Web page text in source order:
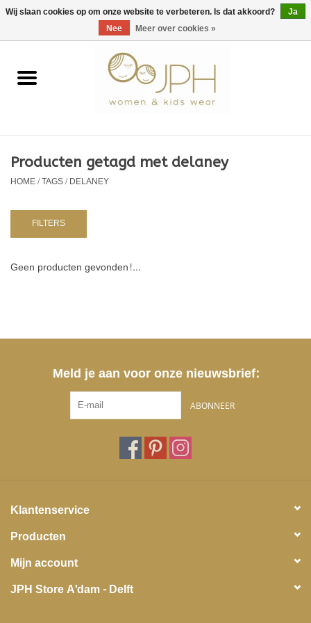
EUR/GBP/USD 0 Artikelen - €0,00
Home
Kids
NURSERY / TABLEWARE
Producten getagd met delaney
HOME/TAGS/DELANEY
FILTERS
Geen producten gevonden!...
Meld je aan voor onze nieuwsbrief:
ABONNEER
Klantenservice
Producten
Mijn account
JPH Store A'dam - Delft
Wij slaan cookies op om onze website te verbeteren. Is dat akkoord?
Ja
Nee
Meer over cookies »